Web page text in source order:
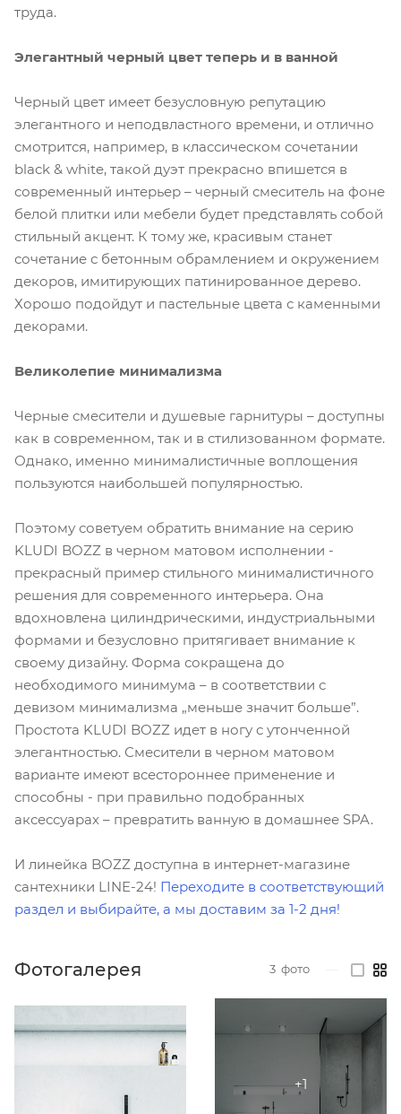
труда.
Элегантный черный цвет теперь и в ванной
Черный цвет имеет безусловную репутацию
элегантного и неподвластного времени, и отлично
смотрится, например, в классическом сочетании
black & white, такой дуэт прекрасно впишется в
современный интерьер – черный смеситель на фоне
белой плитки или мебели будет представлять собой
стильный акцент. К тому же, красивым станет
сочетание с бетонным обрамлением и окружением
декоров, имитирующих патинированное дерево.
Хорошо подойдут и пастельные цвета с каменными
декорами.
Великолепие минимализма
Черные смесители и душевые гарнитуры – доступны
как в современном, так и в стилизованном формате.
Однако, именно минималистичные воплощения
пользуются наибольшей популярностью.
Поэтому советуем обратить внимание на серию
KLUDI BOZZ в черном матовом исполнении -
прекрасный пример стильного минималистичного
решения для современного интерьера. Она
вдохновлена цилиндрическими, индустриальными
формами и безусловно притягивает внимание к
своему дизайну. Форма сокращена до
необходимого минимума – в соответствии с
девизом минимализма „меньше значит больше”.
Простота KLUDI BOZZ идет в ногу с утонченной
элегантностью. Смесители в черном матовом
варианте имеют всестороннее применение и
способны - при правильно подобранных
аксессуарах – превратить ванную в домашнее SPA.
И линейка BOZZ доступна в интернет-магазине
сантехники LINE-24! Переходите в соответствующий
раздел и выбирайте, а мы доставим за 1-2 дня!
Фотогалерея 3 фото